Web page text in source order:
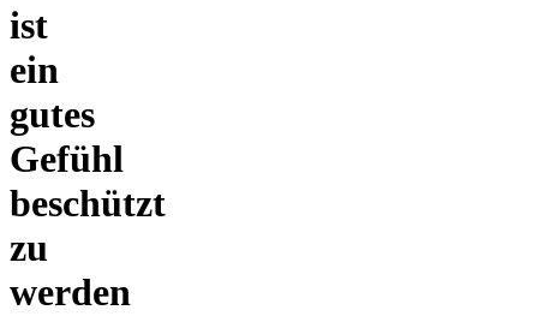
ist
ein
gutes
Gefühl
beschützt
zu
werden